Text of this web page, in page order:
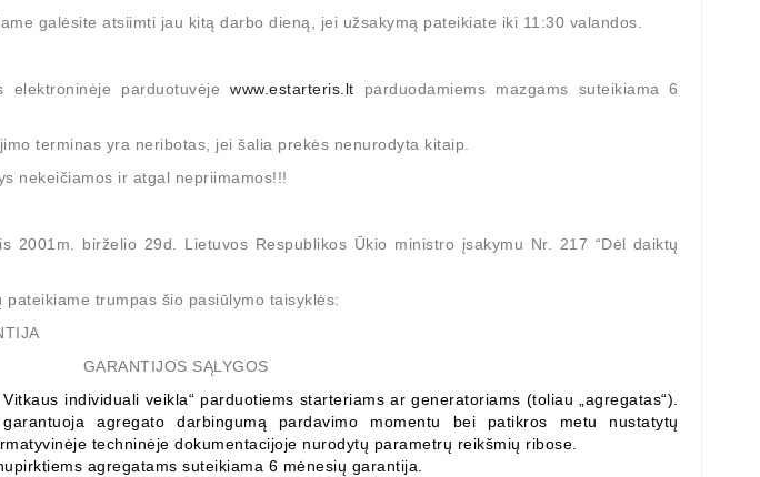
galėsite atsiimti jau kitą darbo dieną, jei užsakymą pateikiate iki 11:30 valandos.
elektroninėje parduotuvėjewww.estarteris.lt parduodamiems mazgams suteikiama 6
terminas yra neribotas, jei šalia prekės nenurodyta kitaip.
nekeičiamos ir atgal nepriimamos!!!
2001m. birželio 29d. Lietuvos Respublikos Ūkio ministro įsakymu Nr. 217 “Dėl daiktų
trumpas šio pasiūlymo taisyklės:
GARANTIJOS SĄLYGOS
individuali veikla“ parduotiems starteriams ar generatoriams (toliau „agregatas“).
agregato darbingumą pardavimo momentu bei patikros metu nustatytų
techninėje dokumentacijoje nurodytų parametrų reikšmių ribose.
agregatamssuteikiama 6 mėnesių garantija.